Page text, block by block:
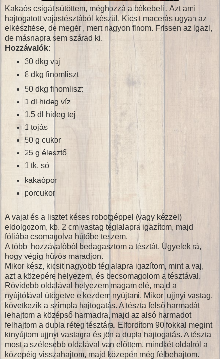
Kakaós csigát sütöttem, méghozzá a békebelit. Azt ami
hajtogatott vajastésztából készül. Kicsit macerás ugyan az
elkészítése, de megéri, mert nagyon finom. Frissen az igazi,
de másnapra sem szárad ki.
Hozzávalók:
30 dkg vaj
8 dkg finomliszt
50 dkg finomliszt
1 dl hideg víz
1,5 dl hideg tej
1 tojás
50 g cukor
25 g élesztő
1 tk. só
kakaópor
porcukor
A vajat és a lisztet késes robotgéppel (vagy kézzel)
eldolgozom, kb. 2 cm vastag téglalapra igazítom, majd
fóliába csomagolva hűtőbe teszem.
A többi hozzávalóból bedagasztom a tésztát. Ügyelek rá,
hogy végig hűvös maradjon.
Mikor kész, kicsit nagyobb téglalapra igazítom, mint a vaj,
azt a közepére helyezem, és becsomagolom a tésztával.
Rövidebb oldalával helyezem magam elé, majd a
nyújtófával ütögetve elkezdem nyújtani. Mikor ujjnyi vastag,
következik a szimpla hajtogatás. A tészta felső harmadát
lehajtom a középső harmadra, majd az alsó harmadot
felhajtom a dupla réteg tésztára. Elfordítom 90 fokkal megint
kinyújtom ujjnyi vastagra és jön a dupla hajtogatás. A tészta
most a szélesebb oldalával van előttem, mindkét oldalról a
közepéig visszahajtom, majd közepén még félbehajtom.